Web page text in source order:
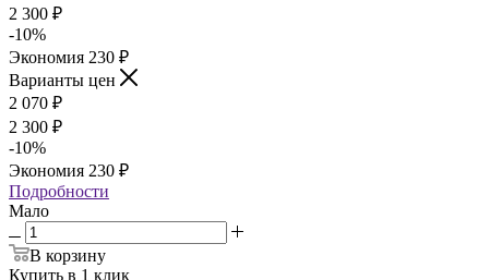
2 300 ₽
-10%
Экономия 230 ₽
Варианты цен
2 070 ₽
2 300 ₽
-10%
Экономия 230 ₽
Подробности
Мало
В корзину
Купить в 1 клик